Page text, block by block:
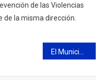
de las Violencias
de la misma dirección.